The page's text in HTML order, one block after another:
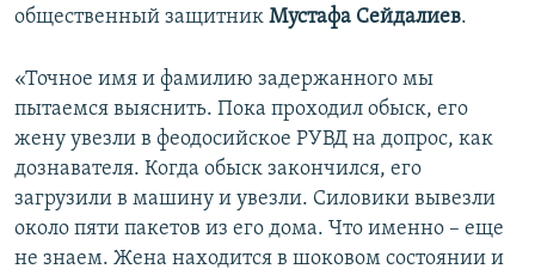
ПОБЕДИТЕЛЕЙ НЕ СУДЯТ?
КРЫМ.НЕПОКОРЕННЫЙ
ELIFBE
УКРАИНСКАЯ ПРОБЛЕМА КРЫМА
ПРИСОЕДИНЯЙТЕСЬ!
Все сайты RFE/RL
общественный защитник Мустафа Сейдалиев.
«Точное имя и фамилию задержанного мы
пытаемся выяснить. Пока проходил обыск, его
жену увезли в феодосийское РУВД на допрос, как
дознавателя. Когда обыск закончился, его
загрузили в машину и увезли. Силовики вывезли
около пяти пакетов из его дома. Что именно – еще
не знаем. Жена находится в шоковом состоянии и